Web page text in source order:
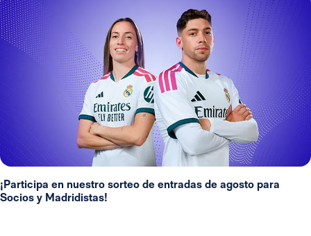
¡Participa en nuestro sorteo de entradas de agosto para
Socios y Madridistas!